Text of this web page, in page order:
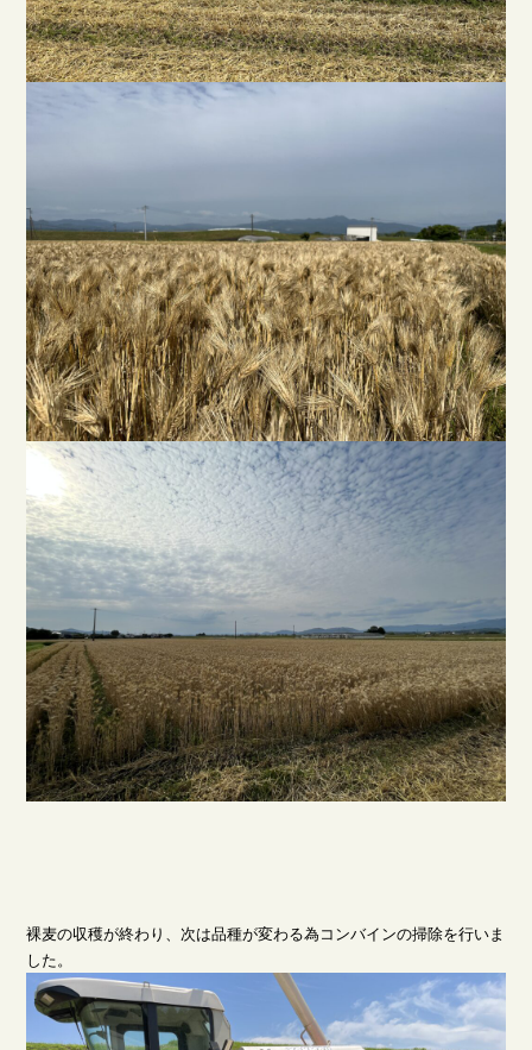
裸麦の収穫が終わり、次は品種が変わる為コンバインの掃除を行いま
した。